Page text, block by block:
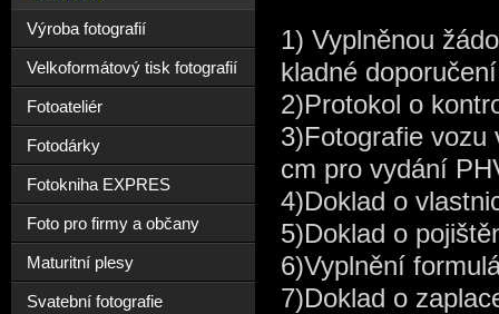
1) Vyplněnou
kladné
2)Protokol o
3)Fotografie
cm pro vydání
4)Doklad o
5)Doklad o
6)Vyplnění
7)Doklad o
Výroba fotografií
Velkoformátový tisk fotografií
Fotoateliér
Fotodárky
Fotokniha EXPRES
Foto pro firmy a občany
Maturitní plesy
Svatební fotografie